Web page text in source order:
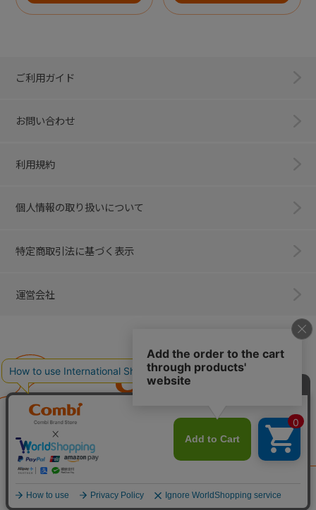
ご利用ガイド
お問い合わせ
利用規約
個人情報の取り扱いについて
特定商取引法に基づく表示
運営会社
子育てに、イノベーションを。
ベビー用品のコンビ株式会社
All Right Reserved. Copyright © Combi Corporation.